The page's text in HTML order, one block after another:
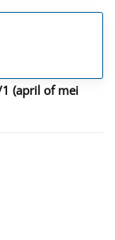
(april of mei